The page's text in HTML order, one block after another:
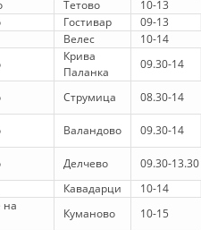
И РАЗВОЈ
ОДБОР
ПОСТАВЕНОСТ
ПРАВО
Тетово
10-13
Гостивар
09-13
Велес
10-14
Крива
Паланка
09.30-14
Струмица 08.30-14
Валандово 09.30-14
Делчево
09.30-13.30
Кавадарци
10-14
на
Куманово 10-15